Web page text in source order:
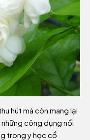
hút mà còn mang lại
công dụng nổi
trong y học cổ